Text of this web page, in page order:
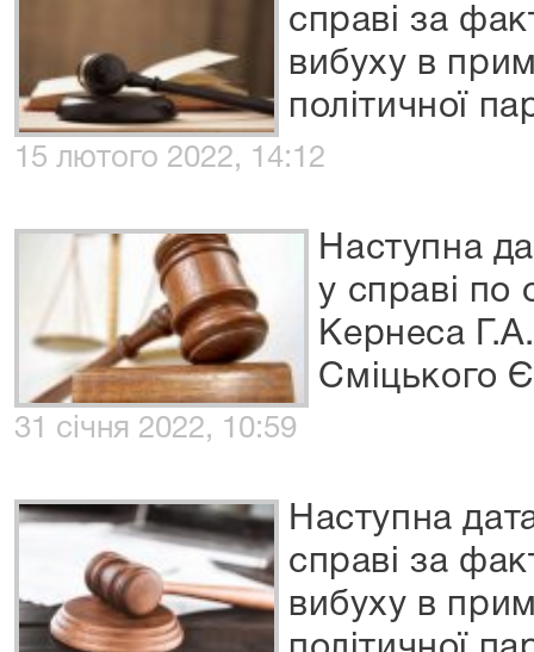
справі за
вибуху в
політичної
15 лютого 2022, 14:12
Наступна
у справі по
Кернеса
Сміцького
31 січня 2022, 10:59
Наступна
справі за
вибуху в